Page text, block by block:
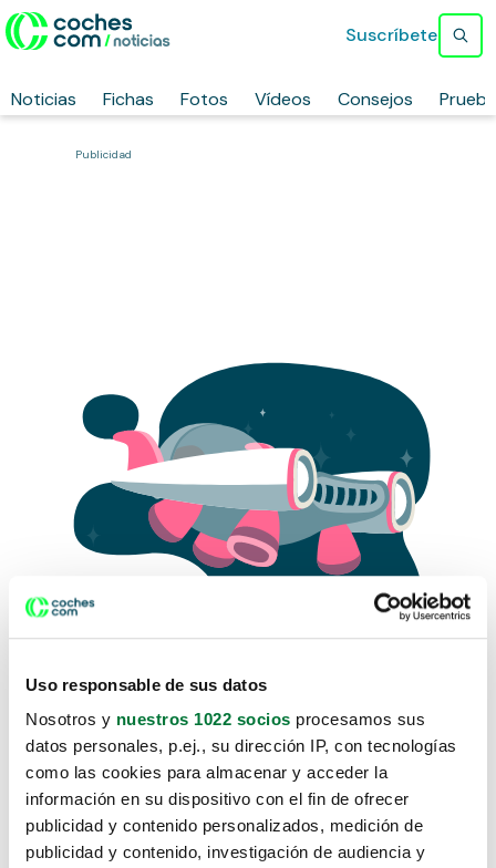
Uso responsable de sus datos
Nosotros y nuestros 1022 socios procesamos sus
datos personales, p.ej., su dirección IP, con tecnologías
como las cookies para almacenar y acceder la
información en su dispositivo con el fin de ofrecer
publicidad y contenido personalizados, medición de
publicidad y contenido, investigación de audiencia y
Noticias Fichas Fotos Vídeos Consejos
Suscríbete
Publicidad
Lo sentimos, no sabemos como
te hemos traido hasta aquí.